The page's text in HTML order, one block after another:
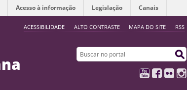
ACESSIBILIDADE ALTO CONTRASTE MAPA DO SITE RSS
Acesso à informação Legislação Canais
Buscar no portal
YouTubeFacebook
Flickr